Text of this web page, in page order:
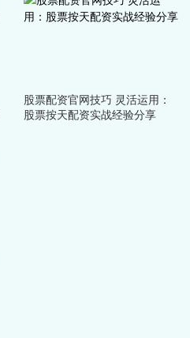
股票配资官网技巧 灵活运用：
股票按天配资实战经验分享